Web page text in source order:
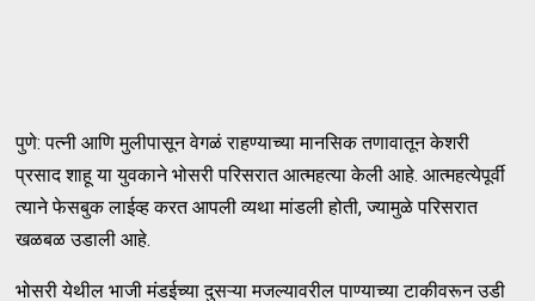
पुणे: पत्नी आणि मुलीपासून वेगळं राहण्याच्या मानसिक तणावातून केशरी
प्रसाद शाहू या युवकाने भोसरी परिसरात आत्महत्या केली आहे. आत्महत्येपूर्वी
त्याने फेसबुक लाईव्ह करत आपली व्यथा मांडली होती, ज्यामुळे परिसरात
खळबळ उडाली आहे.
भोसरी येथील भाजी मंडईच्या दुसऱ्या मजल्यावरील पाण्याच्या टाकीवरून उडी